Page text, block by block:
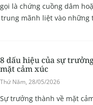
gọi là chứng cuồng dâm
mãnh liệt vào những
8 dấu hiệu của sự
mặt cảm xúc
Thứ Năm, 28/05/2026
Sự trưởng thành về mặt